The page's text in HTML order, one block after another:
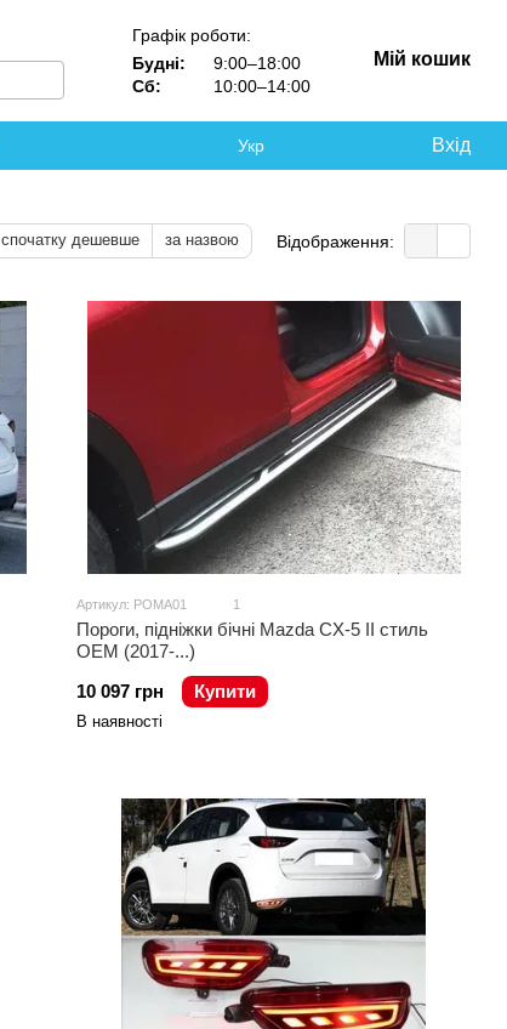
Графік роботи:
Будні:
9:00–18:00
Сб:
10:00–14:00
Мій кошик
Укр Вхід
спочатку дешевше за назвою Відображення:
Артикул: POMA01 1
Пороги, підніжки бічні Mazda CX-5 II стиль
OEM (2017-...)
10 097 грн
Купити
В наявності